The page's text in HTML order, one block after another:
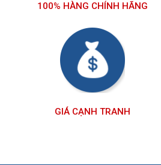
100% HÀNG CHÍNH HÃNG
GIÁ CẠNH TRANH